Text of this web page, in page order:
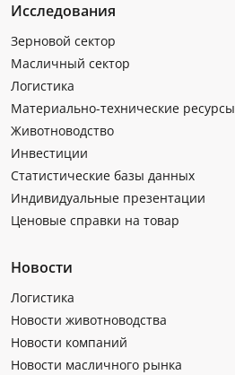
Исследования
Зерновой сектор
Масличный сектор
Логистика
Материально-технические ресурсы
Животноводство
Инвестиции
Статистические базы данных
Индивидуальные презентации
Ценовые справки на товар
Новости
Логистика
Новости животноводства
Новости компаний
Новости масличного рынка